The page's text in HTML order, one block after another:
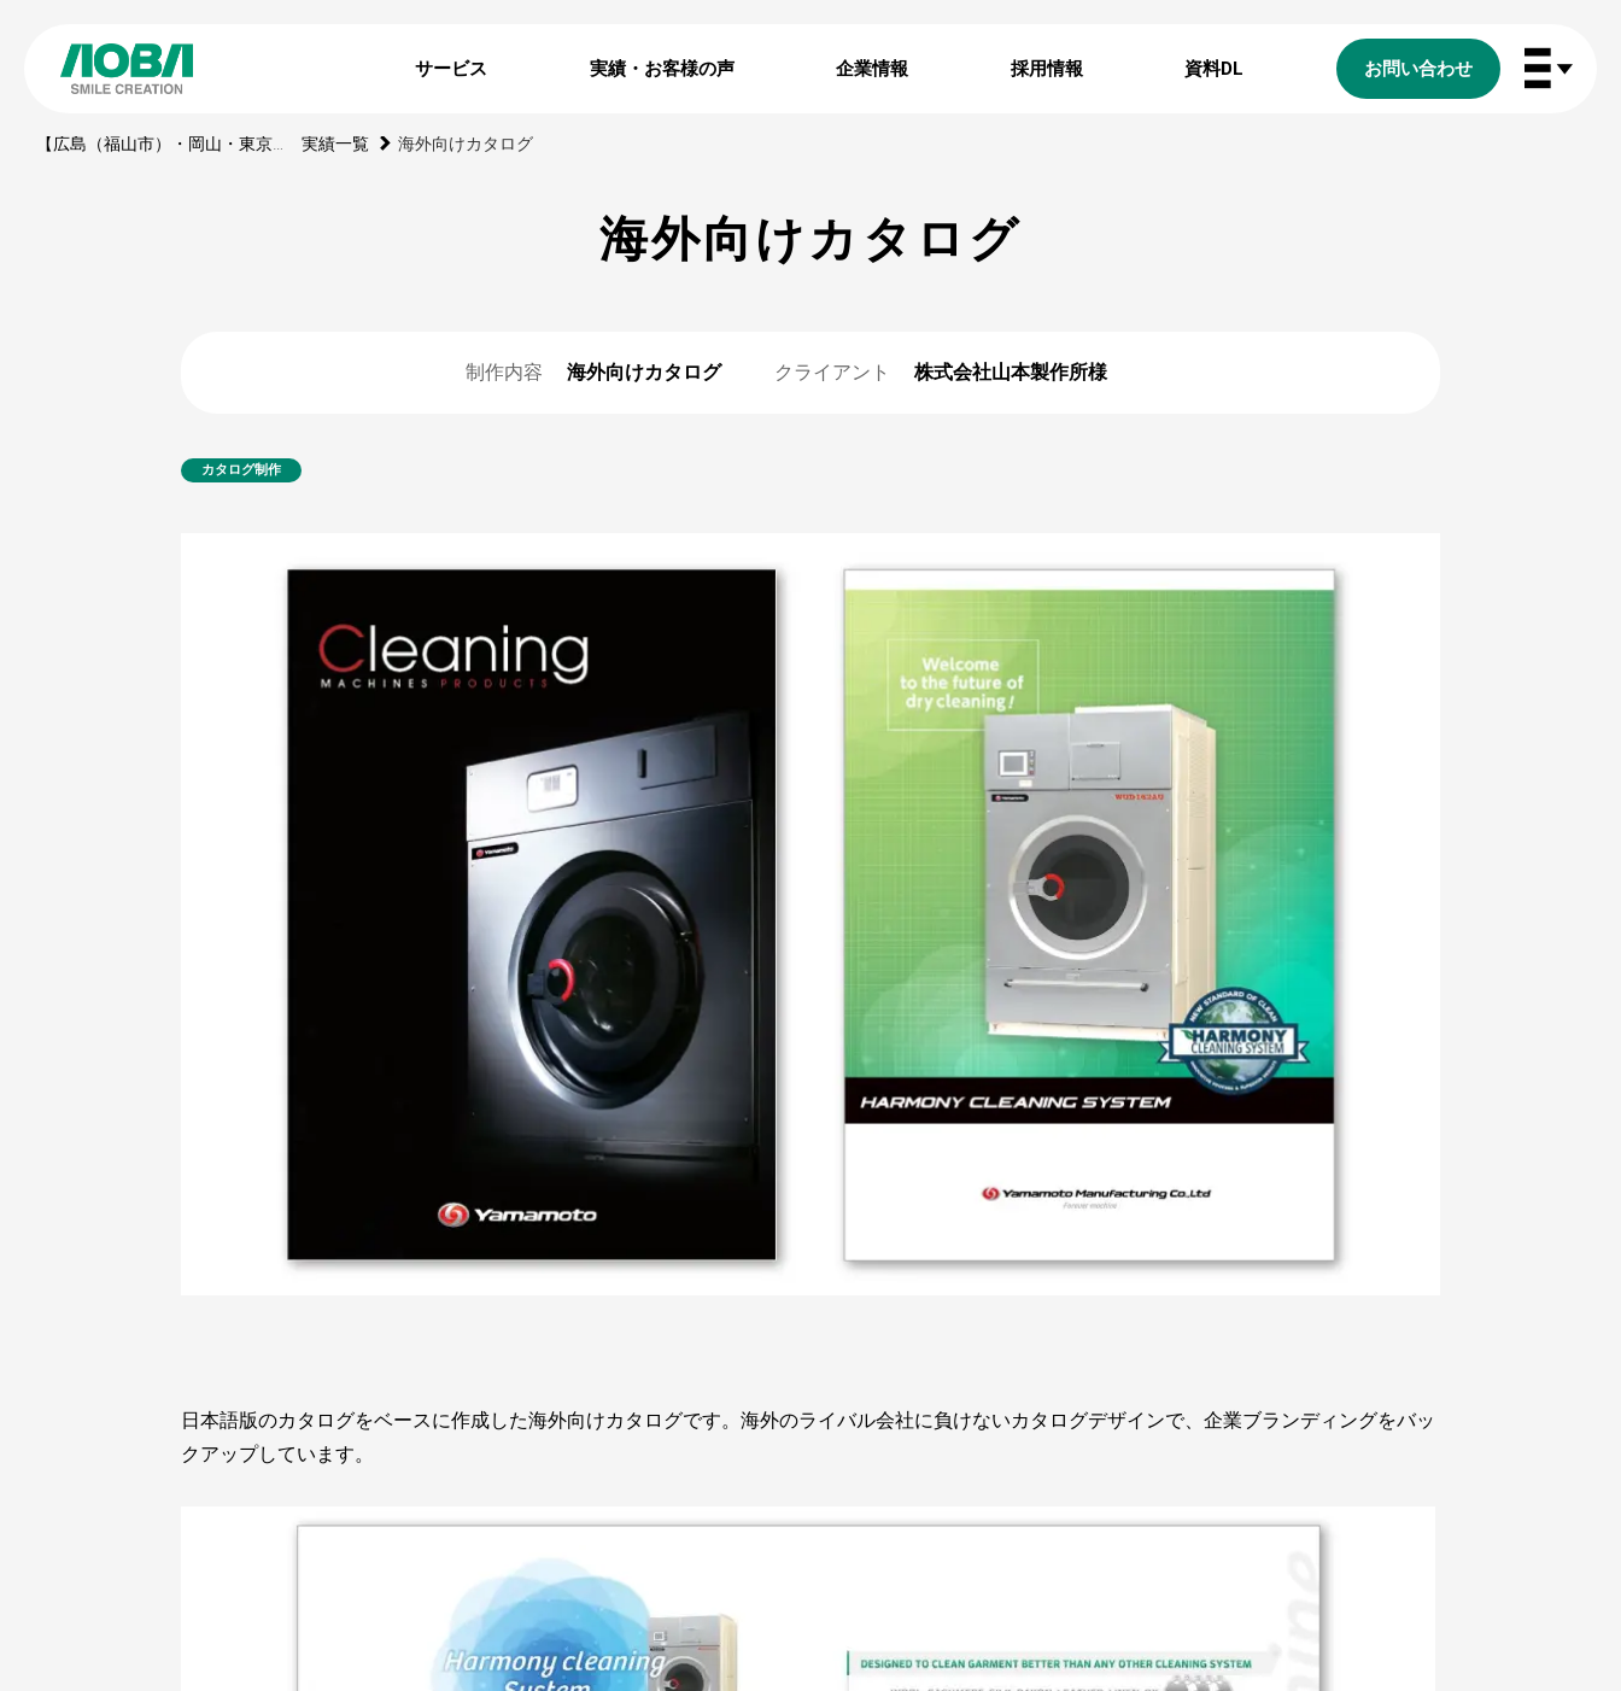
サービス 実績・お客様の声 企業情報 採用情報 資料DL お問い合わせ
【広島（福山市）・岡山・東京】印刷・WEBサイト・動画・展示ブース・ノベルティの制作会社 実績一覧 海外向けカタログ
海外向けカタログ
制作内容 海外向けカタログ クライアント 株式会社山本製作所様
カタログ制作
日本語版のカタログをベースに作成した海外向けカタログです。海外のライバル会社に負けないカタログデザインで、企業ブランディングをバッ
クアップしています。